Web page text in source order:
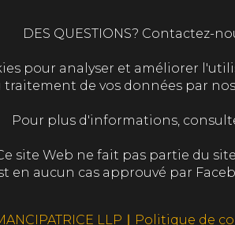
DES QUESTIONS? Contactez-
pour analyser et améliorer
de vos données par
Pour plus d'informations,
site Web ne fait pas partie du
en aucun cas approuvé par
LLP ∣ Politique de